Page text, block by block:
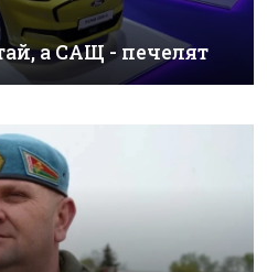
а САЩ - печелят